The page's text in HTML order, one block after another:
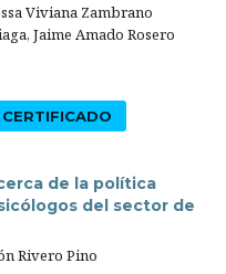
Viviana Zambrano
Jaime Amado Rosero
CERTIFICADO
de la política
del sector de
Rivero Pino